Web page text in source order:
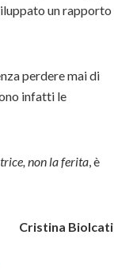
un rapporto
perdere mai di
infatti le
non la ferita è
Cristina Biolcati